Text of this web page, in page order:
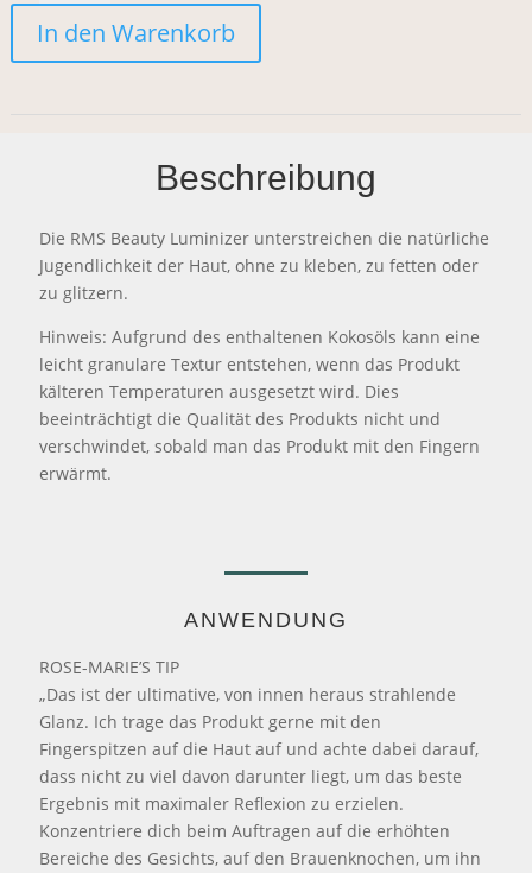
luminizer
In den Warenkorb
Beschreibung
Die RMS Beauty Luminizer unterstreichen die natürliche
Jugendlichkeit der Haut, ohne zu kleben, zu fetten oder
zu glitzern.
Hinweis: Aufgrund des enthaltenen Kokosöls kann eine
leicht granulare Textur entstehen, wenn das Produkt
kälteren Temperaturen ausgesetzt wird. Dies
beeinträchtigt die Qualität des Produkts nicht und
verschwindet, sobald man das Produkt mit den Fingern
erwärmt.
ANWENDUNG
ROSE-MARIE’S TIP
„Das ist der ultimative, von innen heraus strahlende
Glanz. Ich trage das Produkt gerne mit den
Fingerspitzen auf die Haut auf und achte dabei darauf,
dass nicht zu viel davon darunter liegt, um das beste
Ergebnis mit maximaler Reflexion zu erzielen.
Konzentriere dich beim Auftragen auf die erhöhten
Bereiche des Gesichts, auf den Brauenknochen, um ihn